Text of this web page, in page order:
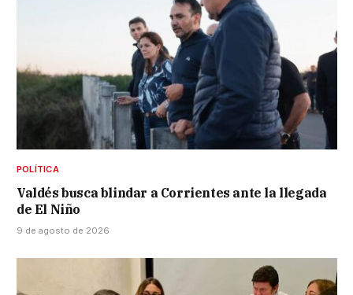
POLÍTICA
Valdés busca blindar a Corrientes ante la llegada
de El Niño
9 de agosto de 2026